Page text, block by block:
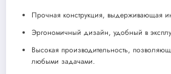
Прочная конструкция, выдерживающая
Эргономичный дизайн, удобный в
Высокая производительность,
любыми задачами.